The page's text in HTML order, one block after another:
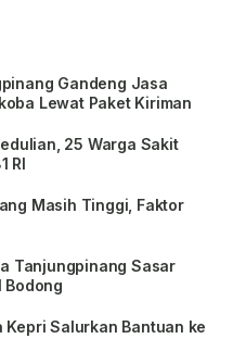
Gandeng Jasa
Lewat Paket Kiriman
25 Warga Sakit
RI
Masih Tinggi, Faktor
Tanjungpinang Sasar
Bodong
Salurkan Bantuan ke